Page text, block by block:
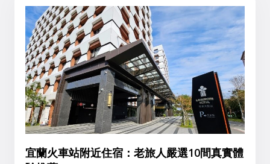
宜蘭火車站附近住宿：老旅人嚴選10間真實體